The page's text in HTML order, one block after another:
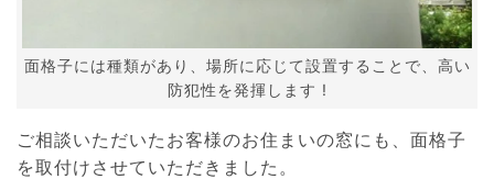
面格子には種類があり、場所に応じて設置することで、高い
防犯性を発揮します !
ご相談いただいたお客様のお住まいの窓にも、面格子
を取付けさせていただきました。